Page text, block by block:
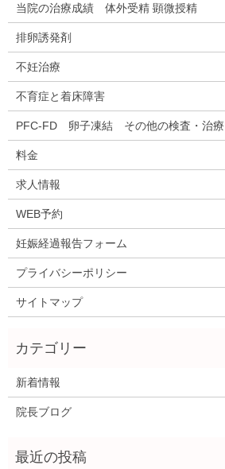
当院の治療成績 体外受精 顕微授精
排卵誘発剤
不妊治療
不育症と着床障害
PFC-FD 卵子凍結 その他の検査・治療
料金
求人情報
WEB予約
妊娠経過報告フォーム
プライバシーポリシー
サイトマップ
新着情報
院長ブログ